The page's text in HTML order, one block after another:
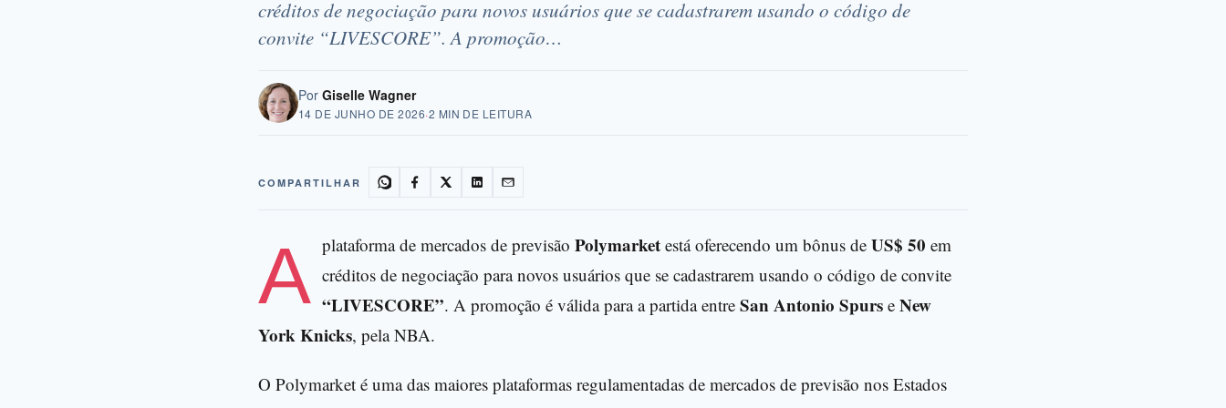
créditos de negociação para novos usuários que se cadastrarem usando o código de
convite “LIVESCORE”. A promoção…
Por Giselle Wagner
14 DE JUNHO DE 2026·2 MIN DE LEITURA
COMPARTILHAR
A plataforma de mercados de previsão Polymarket está oferecendo um bônus de US$ 50 em
créditos de negociação para novos usuários que se cadastrarem usando o código de convite
“LIVESCORE”. A promoção é válida para a partida entre San Antonio Spurs e New
York Knicks, pela NBA.
O Polymarket é uma das maiores plataformas regulamentadas de mercados de previsão nos Estados